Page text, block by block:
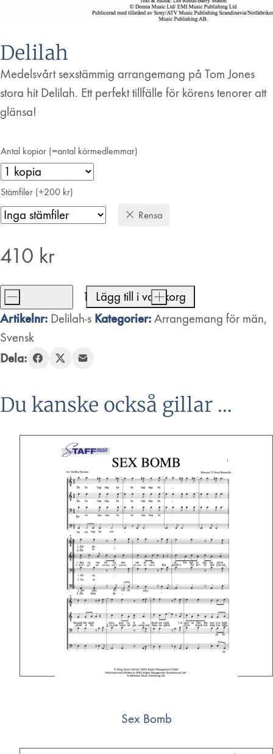
Delilah
Medelsvårt sexstämmig arrangemang på Tom Jones
stora hit Delilah. Ett perfekt tillfälle för körens tenorer att
glänsa!
Antal kopior (=antal körmedlemmar)
Stämfiler (+200 kr)
Rensa
410 kr
Delilah
mängd
- +
Lägg till i varukorg
Artikelnr: Delilah-s Kategorier: Arrangemang för män,
Svensk
Dela:
Du kanske också gillar …
Sex Bomb